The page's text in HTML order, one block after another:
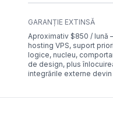
GARANȚIE EXTINSĂ
Aproximativ $850 / lună
hosting VPS, suport
logice, nucleu,
de design, plus
integrările externe